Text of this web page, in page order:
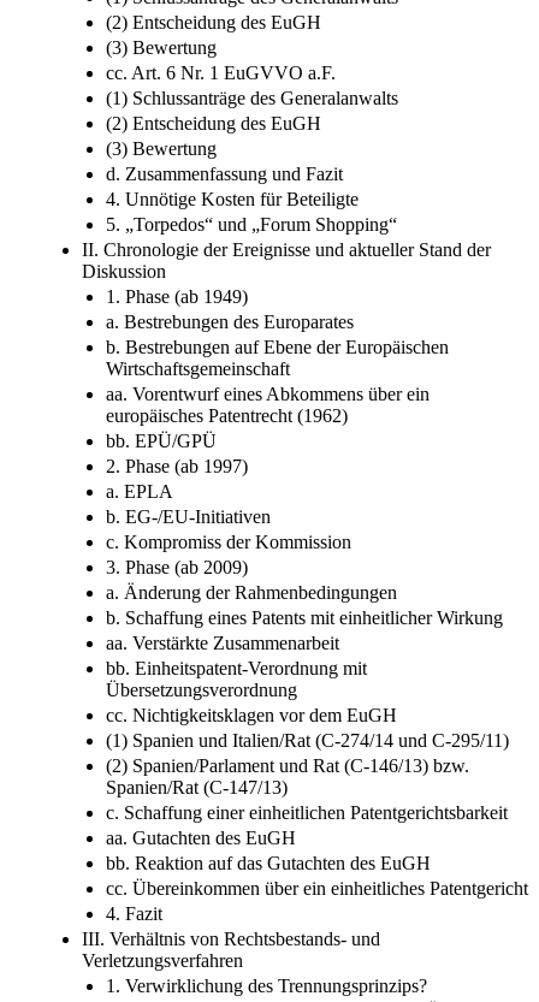
(2) Entscheidung des EuGH
(3) Bewertung
cc. Art. 6 Nr. 1 EuGVVO a.F.
(1) Schlussanträge des Generalanwalts
(2) Entscheidung des EuGH
(3) Bewertung
d. Zusammenfassung und Fazit
4. Unnötige Kosten für Beteiligte
5. „Torpedos“ und „Forum Shopping“
II. Chronologie der Ereignisse und aktueller Stand der
Diskussion
1. Phase (ab 1949)
a. Bestrebungen des Europarates
b. Bestrebungen auf Ebene der Europäischen
Wirtschaftsgemeinschaft
aa. Vorentwurf eines Abkommens über ein
europäisches Patentrecht (1962)
bb. EPÜ/GPÜ
2. Phase (ab 1997)
a. EPLA
b. EG-/EU-Initiativen
c. Kompromiss der Kommission
3. Phase (ab 2009)
a. Änderung der Rahmenbedingungen
b. Schaffung eines Patents mit einheitlicher Wirkung
aa. Verstärkte Zusammenarbeit
bb. Einheitspatent-Verordnung mit
Übersetzungsverordnung
cc. Nichtigkeitsklagen vor dem EuGH
(1) Spanien und Italien/Rat (C-274/14 und C-295/11)
(2) Spanien/Parlament und Rat (C-146/13) bzw.
Spanien/Rat (C-147/13)
c. Schaffung einer einheitlichen Patentgerichtsbarkeit
aa. Gutachten des EuGH
bb. Reaktion auf das Gutachten des EuGH
cc. Übereinkommen über ein einheitliches Patentgericht
4. Fazit
III. Verhältnis von Rechtsbestands- und
Verletzungsverfahren
1. Verwirklichung des Trennungsprinzips?